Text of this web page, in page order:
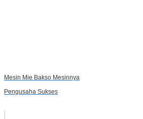
Mesin Mie Bakso Mesinnya
Pengusaha Sukses